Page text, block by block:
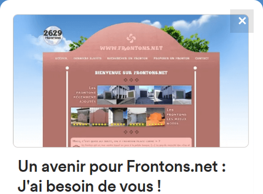
FRONTONS.NET
BUSCAR UN FRONTÓN
AÑADIR UN FRONTÓN
4784
frontones
✕